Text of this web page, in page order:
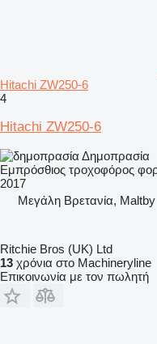
Hitachi ZW250-6
4
Hitachi ZW250-6
Δημοπρασία
Εμπρόσθιος τροχοφόρος
2017
Μεγάλη Βρετανία, Maltby
Ritchie Bros (UK) Ltd
13 χρόνια στο Machineryline
Επικοινωνία με τον πωλητή